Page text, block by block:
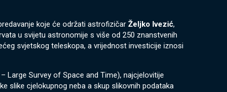
koje će održati astrofizičar Željko Ivezić,
u svijetu astronomije s više od 250 znanstvenih
svjetskog teleskopa, a vrijednost investicije iznosi
Large Survey of Space and Time), najcjelovitije
slike cjelokupnog neba a skup slikovnih podataka